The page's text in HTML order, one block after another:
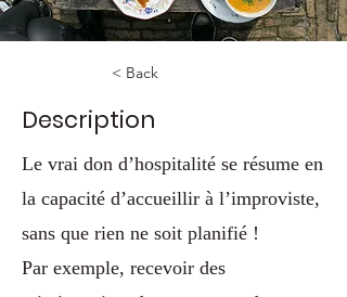
< Back
Description
Le vrai don d’hospitalité se résume en
la capacité d’accueillir à l’improviste,
sans que rien ne soit planifié !
Par exemple, recevoir des